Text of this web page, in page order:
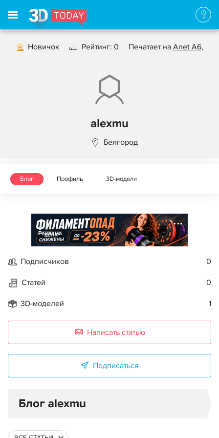
Новичок Рейтинг: 0 Печатает на Anet A6,
alexmu
Белгород
Блог Профиль 3D-модели
Реклама
Подписчиков 0
Статей 0
3D-моделей 1
Написать статью
Подписаться
Блог alexmu